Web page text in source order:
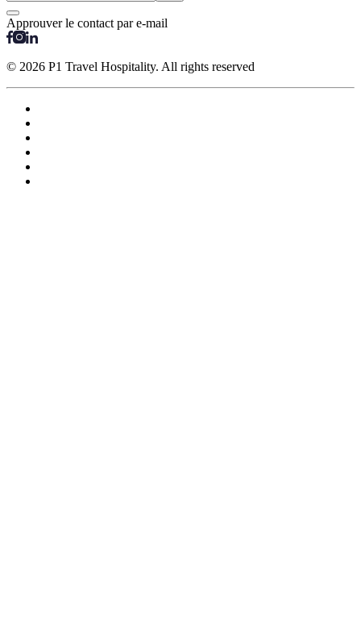
Approuver le contact par e-mail
© 2026 P1 Travel Hospitality. All rights reserved